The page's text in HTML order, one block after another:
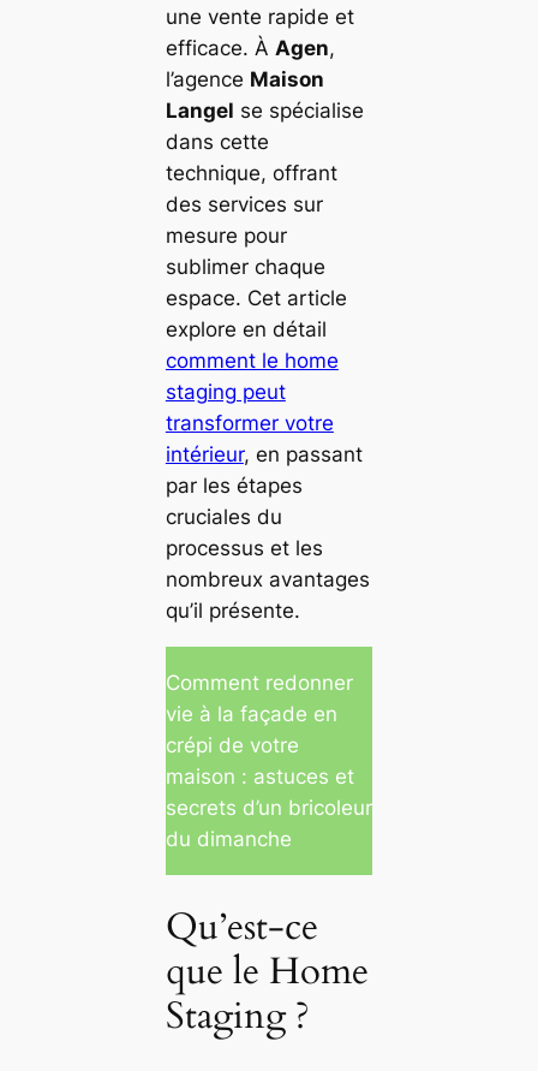
une vente rapide et
efficace. À Agen,
l’agence Maison
Langel se spécialise
dans cette
technique, offrant
des services sur
mesure pour
sublimer chaque
espace. Cet article
explore en détail
comment le home
staging peut
transformer votre
intérieur, en passant
par les étapes
cruciales du
processus et les
nombreux avantages
qu’il présente.
Comment redonner
vie à la façade en
crépi de votre
maison : astuces et
secrets d’un bricoleur
du dimanche
Qu’est-ce
que le Home
Staging ?